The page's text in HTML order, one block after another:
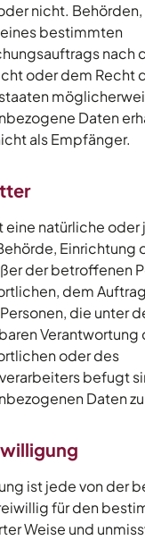
nicht.
bestimmten
nach
oder dem Recht
Daten
als Empfänger.
eine natürliche oder
Einrichtung
der betroffenen
dem
die unter
Verantwortung
oder des
befugt
Daten
ist jede von der
für den
Weise und